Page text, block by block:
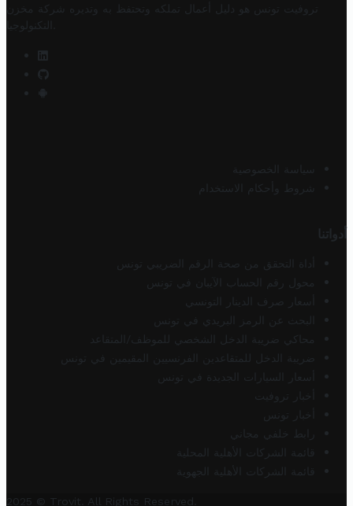
تروفيت تونس هو دليل أعمال تملكه وتحتفظ به وتديره
شركة مخزن
التكنولوجيا
سياسة الخصوصية
شروط وأحكام الاستخدام
أدواتنا
أداة التحقق من صحة الرقم الضريبي تونس
محول رقم الحساب الآيبان في تونس
أسعار صرف الدينار التونسي
البحث عن الرمز البريدي في تونس
محاكي ضريبة الدخل الشخصي للموظف/المتقاعد
ضريبة الدخل للمتقاعدين الفرنسيين المقيمين في تونس
أسعار السيارات الجديدة في تونس
أخبار تروفيت
أخبار تونس
رابط خلفي مجاني
قائمة الشركات الأهلية المحلية
قائمة الشركات الأهلية الجهوية
2025 © Trovit. All Rights Reserved.